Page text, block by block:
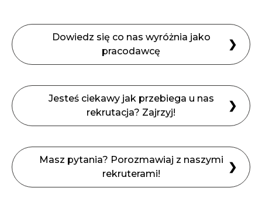
Dowiedz się co nas wyróżnia jako
pracodawcę
❯
Jesteś ciekawy jak przebiega u nas
rekrutacja? Zajrzyj!
❯
Masz pytania? Porozmawiaj z naszymi
rekruterami!
❯